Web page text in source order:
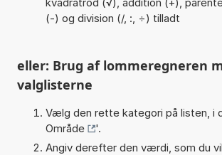
(-) og division (/, :, ÷) tilladt
eller: Brug af lommeregneren
valglisterne
Vælg den rette kategori på listen,
Område
'.
Angiv derefter den værdi, som du